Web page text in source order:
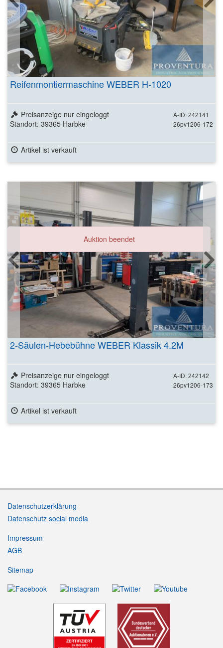
Reifenmontiermaschine WEBER H-1020
A-ID: 242141
26pv1206-172
Preisanzeige nur eingeloggt
Standort: 39365 Harbke
Artikel ist verkauft
Auktion beendet
2-Säulen-Hebebühne WEBER Klassik 4.2M
A-ID: 242142
26pv1206-173
Preisanzeige nur eingeloggt
Standort: 39365 Harbke
Artikel ist verkauft
Datenschutzerklärung
Datenschutz social media
Impressum
AGB
Sitemap